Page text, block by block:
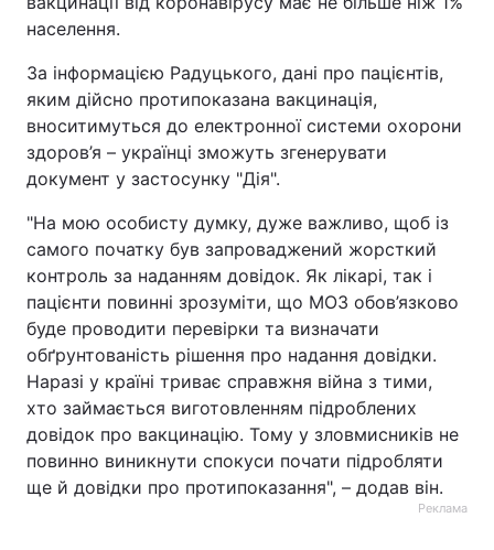
населення.
За інформацією Радуцького, дані про пацієнтів,
яким дійсно протипоказана вакцинація,
вноситимуться до електронної системи охорони
здоров’я – українці зможуть згенерувати
документ у застосунку "Дія".
"На мою особисту думку, дуже важливо, щоб із
самого початку був запроваджений жорсткий
контроль за наданням довідок. Як лікарі, так і
пацієнти повинні зрозуміти, що МОЗ обов’язково
буде проводити перевірки та визначати
обґрунтованість рішення про надання довідки.
Наразі у країні триває справжня війна з тими,
хто займається виготовленням підроблених
довідок про вакцинацію. Тому у зловмисників не
повинно виникнути спокуси почати підробляти
ще й довідки про протипоказання", – додав він.
Реклама